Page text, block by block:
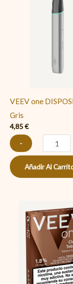
VEEV one
Gris
4,85€
-
one
cantidad
Añadir Al
VEEV
one
Classic
Tobacco
(Tabaco